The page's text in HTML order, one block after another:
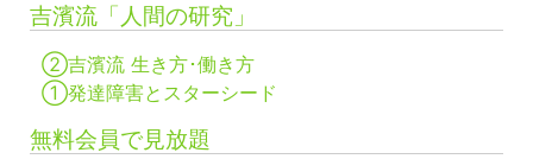
吉濱流「人間の研究」
②吉濱流 生き方･働き方
①発達障害とスターシード
無料会員で見放題